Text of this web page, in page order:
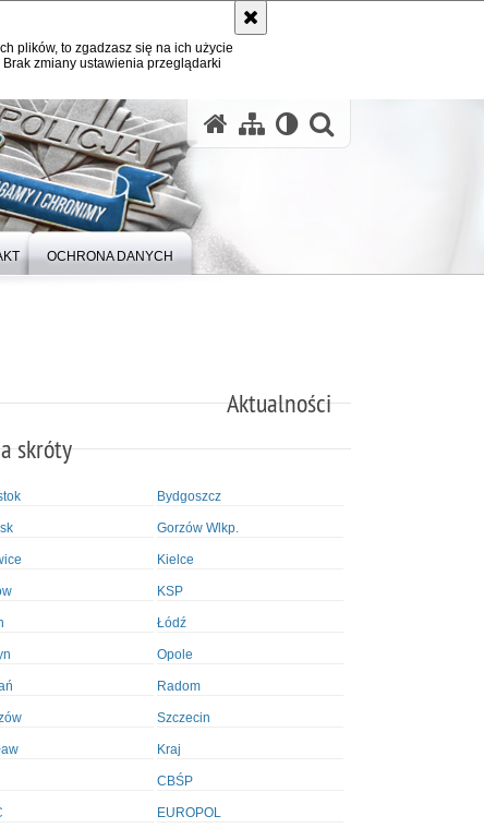
plików, to zgadzasz się na ich użycie
zmiany ustawienia przeglądarki
OCHRONA DANYCH
Aktualności
skróty
Bydgoszcz
Gorzów Wlkp.
Kielce
KSP
Łódź
Opole
Radom
Szczecin
Kraj
CBŚP
EUROPOL